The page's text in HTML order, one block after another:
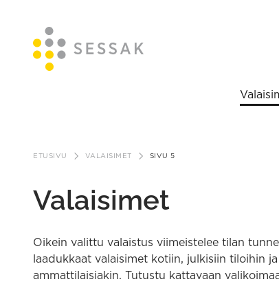
sisältöönETUSIVU VALAISIMET SIVU 5
Valaisimet
Oikein valittu valaistus viimeistelee tilan
laadukkaat valaisimet kotiin, julkisiin tiloihin
ammattilaisiakin. Tutustu kattavaan